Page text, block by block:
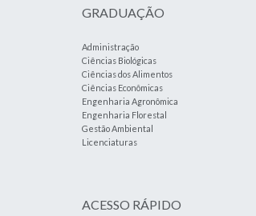
GRADUAÇÃO
Administração
Ciências Biológicas
Ciências dos Alimentos
Ciências Econômicas
Engenharia Agronômica
Engenharia Florestal
Gestão Ambiental
Licenciaturas
ACESSO RÁPIDO